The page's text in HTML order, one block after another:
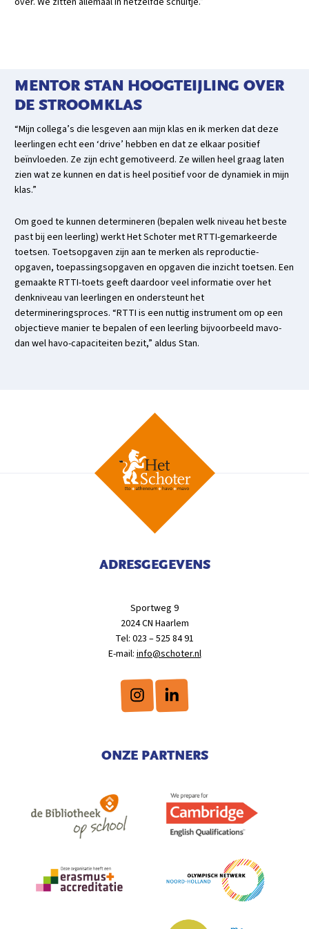
MENTOR STAN HOOGTEIJLING OVER
DE STROOMKLAS
“Mijn collega’s die lesgeven aan mijn klas en ik merken dat deze
leerlingen echt een ‘drive’ hebben en dat ze elkaar positief
beïnvloeden. Ze zijn echt gemotiveerd. Ze willen heel graag laten
zien wat ze kunnen en dat is heel positief voor de dynamiek in mijn
klas.”
Om goed te kunnen determineren (bepalen welk niveau het beste
past bij een leerling) werkt Het Schoter met RTTI-gemarkeerde
toetsen. Toetsopgaven zijn aan te merken als reproductie-
opgaven, toepassingsopgaven en opgaven die inzicht toetsen. Een
gemaakte RTTI-toets geeft daardoor veel informatie over het
denkniveau van leerlingen en ondersteunt het
determineringsproces. “RTTI is een nuttig instrument om op een
objectieve manier te bepalen of een leerling bijvoorbeeld mavo-
dan wel havo-capaciteiten bezit,” aldus Stan.
ADRESGEGEVENS
Sportweg 9
2024 CN Haarlem
Tel: 023 – 525 84 91
E-mail: info@schoter.nl
ONZE PARTNERS